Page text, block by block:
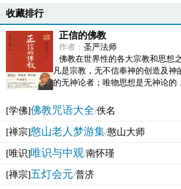
收藏排行
正信的佛教
作者： 圣严法师
佛教在世界性的各大宗教和思想
凡是宗教，无不信奉神的创造及神
的无神论者；唯物思想是无神论的
[学佛]佛教咒语大全/佚名
[禅宗]憨山老人梦游集/憨山大师
[唯识]唯识与中观/南怀瑾
[禅宗]五灯会元/普济